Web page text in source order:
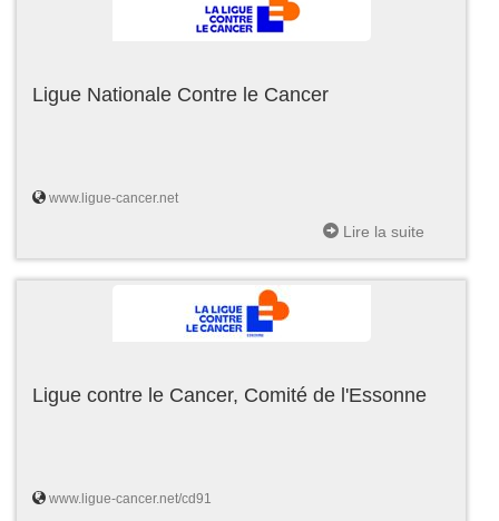
Ligue Nationale Contre le Cancer
www.ligue-cancer.net
Lire la suite
Ligue contre le Cancer, Comité de l'Essonne
www.ligue-cancer.net/cd91